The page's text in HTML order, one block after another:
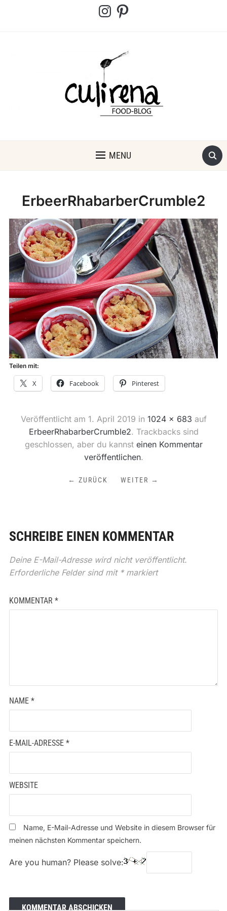
InstagramPinterest
MENU
ErbeerRhabarberCrumble2
Teilen mit:
X Facebook Pinterest
Veröffentlicht am 1. April 2019 in 1024 × 683 auf
ErbeerRhabarberCrumble2. Trackbacks sind
geschlossen, aber du kannst einen Kommentar
veröffentlichen.
← ZURÜCK WEITER →
SCHREIBE EINEN KOMMENTAR
Deine E-Mail-Adresse wird nicht veröffentlicht.
Erforderliche Felder sind mit *markiert
KOMMENTAR *
NAME *
E-MAIL-ADRESSE *
WEBSITE
Name, E-Mail-Adresse und Website in diesem Browser für
meinen nächsten Kommentar speichern.
Are you human? Please solve: